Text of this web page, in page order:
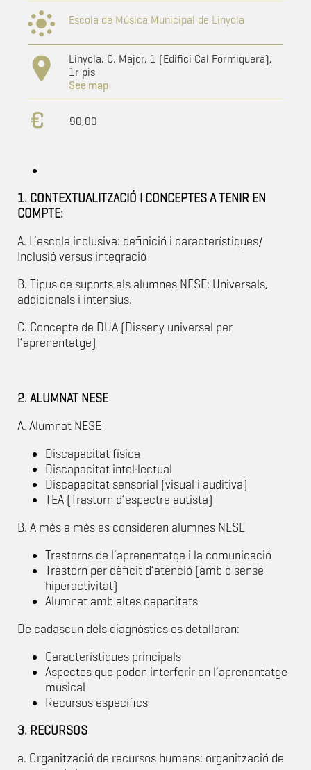
Escola de Música Municipal de Linyola
Linyola, C. Major, 1 (Edifici Cal Formiguera),
1r pis
See map
90,00
1. CONTEXTUALITZACIÓ I CONCEPTES A TENIR EN
COMPTE:
A. L’escola inclusiva: definició i característiques/
Inclusió versus integració
B. Tipus de suports als alumnes NESE: Universals,
addicionals i intensius.
C. Concepte de DUA (Disseny universal per
l’aprenentatge)
2. ALUMNAT NESE
A. Alumnat NESE
Discapacitat física
Discapacitat intel·lectual
Discapacitat sensorial (visual i auditiva)
TEA (Trastorn d’espectre autista)
B. A més a més es consideren alumnes NESE
Trastorns de l’aprenentatge i la comunicació
Trastorn per dèficit d’atenció (amb o sense
hiperactivitat)
Alumnat amb altes capacitats
De cadascun dels diagnòstics es detallaran:
Característiques principals
Aspectes que poden interferir en l’aprenentatge
musical
Recursos específics
3. RECURSOS
a. Organització de recursos humans: organització de